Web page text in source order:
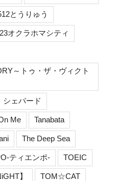
とうりゅう
オクラホマシティ
～トゥ・ザ・ヴィクト
シェパード
Me Tanabata
The Deep Sea
ティエンポ- TOEIC
】 TOM☆CAT